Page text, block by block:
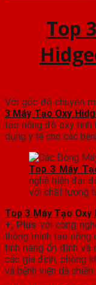
Top
Với góc độ chuyên
3 Máy Tạo Oxy
tạo nồng độ oxy tinh
dụng y tế cho các
Top 3 Máy
nghệ hiện đại
với chất lượng
Top 3 Máy Tạo
+, Plus với công
thông minh tạo
tính năng ổn định
các gia đình, phòng
và bệnh viện dã chiến.